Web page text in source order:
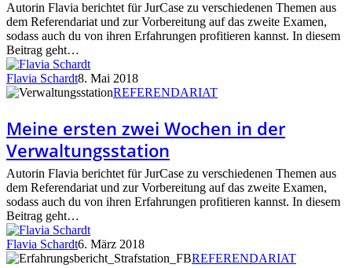
Autorin Flavia berichtet für JurCase zu verschiedenen Themen aus
dem Referendariat und zur Vorbereitung auf das zweite Examen,
sodass auch du von ihren Erfahrungen profitieren kannst. In diesem
Beitrag geht…
Flavia Schardt8. Mai 2018
Meine
zwei
Wochen
in
der
Verwaltungsstation
REFERENDARIAT
Meine ersten zwei Wochen in der
Verwaltungsstation
Autorin Flavia berichtet für JurCase zu verschiedenen Themen aus
dem Referendariat und zur Vorbereitung auf das zweite Examen,
sodass auch du von ihren Erfahrungen profitieren kannst. In diesem
Beitrag geht…
Flavia Schardt6. März 2018
Was
REFERENDARIAT